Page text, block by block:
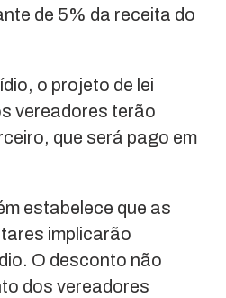
de 5% da receita do
o projeto de lei
vereadores terão
que será pago em
estabelece que as
implicarão
O desconto não
dos vereadores